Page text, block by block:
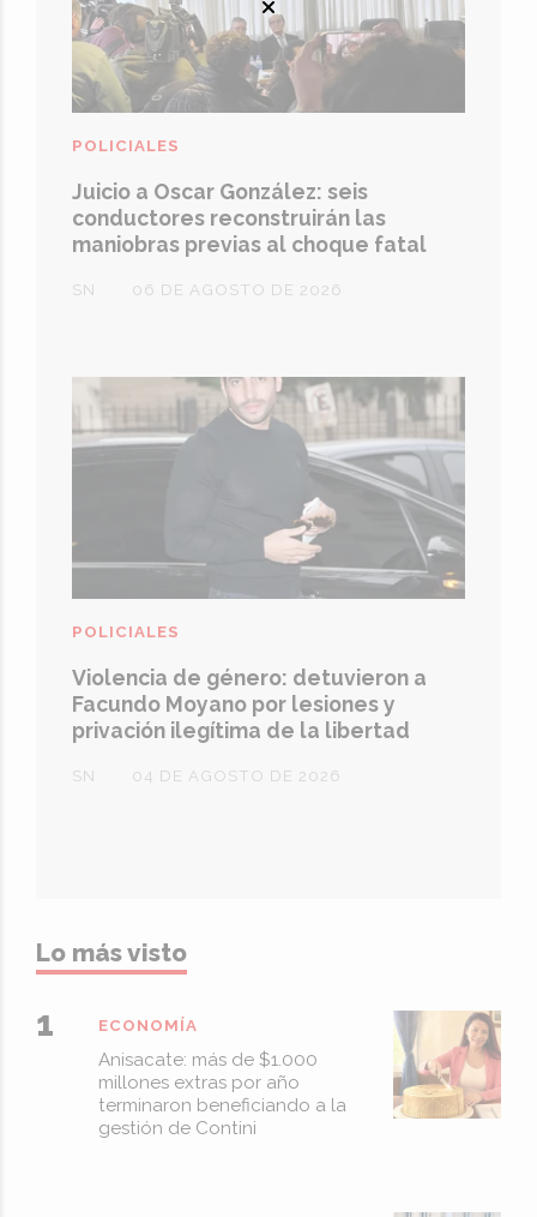
Juicio a Oscar González: seis
conductores reconstruirán las
maniobras previas al choque fatal
SN
POLICIALES
06 DE AGOSTO DE 2026
Violencia de género: detuvieron a
Facundo Moyano por lesiones y
privación ilegítima de la libertad
SN
POLICIALES
04 DE AGOSTO DE 2026
Lo más visto
Anisacate: más de $1.000
millones extras por año
terminaron beneficiando a la
gestión de Contini
ECONOMÍA